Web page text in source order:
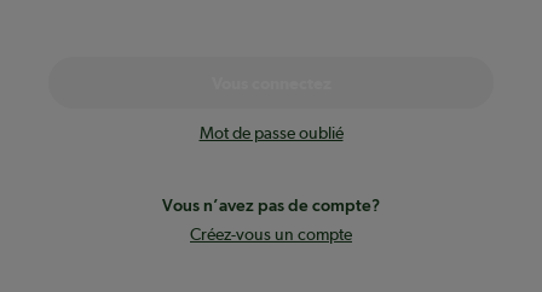
Mot de passe oublié
Vous n’avez pas de compte?
Créez-vous un compte